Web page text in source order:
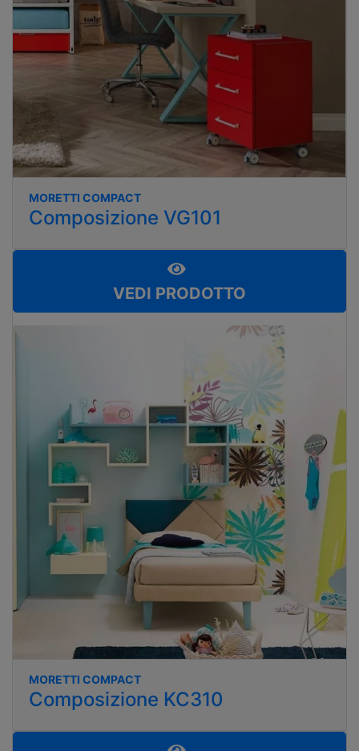
MORETTI COMPACT
Composizione VG101
VEDI PRODOTTO
MORETTI COMPACT
Composizione KC310